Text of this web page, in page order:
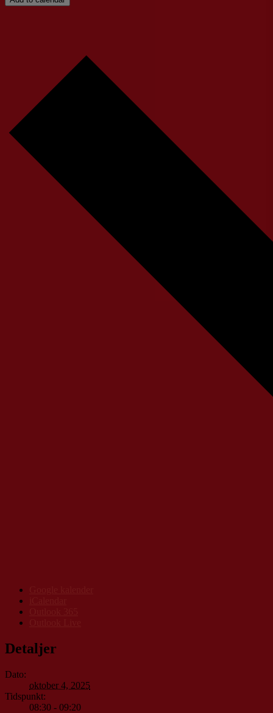
Detaljer
Dato:
oktober 4, 2025
Tidspunkt:
08:30 - 09:20